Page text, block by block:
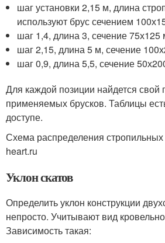
шаг установки 2,15 м, длина
используют брус сечением
шаг 1,4, длина 3, сечение 75х125
шаг 2,15, длина 5 м, сечение
шаг 0,9, длина 5,5, сечение
Для каждой позиции найдется свой
применяемых брусков. Таблицы
доступе.
Схема распределения стропильных
heart.ru
Уклон скатов
Определить уклон конструкции
непросто. Учитывают вид
Зависимость такая: